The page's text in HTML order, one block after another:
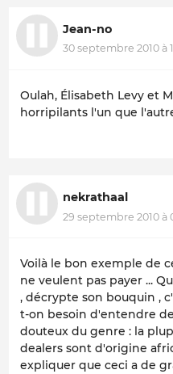
Jean-no
30 septembre 2010 à
Oulah, Élisabeth Levy et
horripilants l'un que
nekrathaal
29 septembre 2010 à
Voilà le bon exemple de
ne veulent pas payer ...
, décrypte son bouquin ,
t-on besoin d'entendre
douteux du genre : la
dealers sont d'origine
expliquer que ceci a de